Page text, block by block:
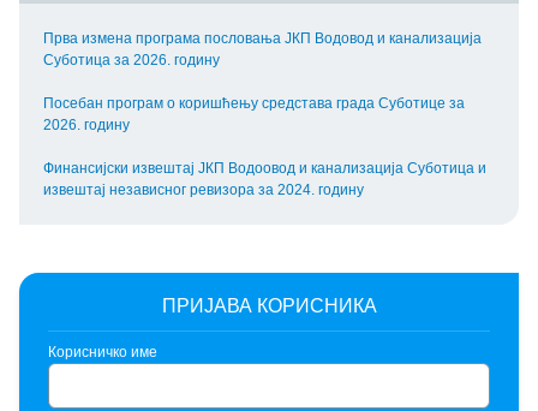
Прва измена програма пословања ЈКП Водовод и канализација
Суботица за 2026. годину
Посебан програм о коришћењу средстава града Суботице за
2026. годину
Финансијски извештај ЈКП Водоовод и канализација Суботица и
извештај независног ревизора за 2024. годину
ПРИЈАВА КОРИСНИКА
Корисничко име